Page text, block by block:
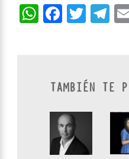
TAMBIÉN TE